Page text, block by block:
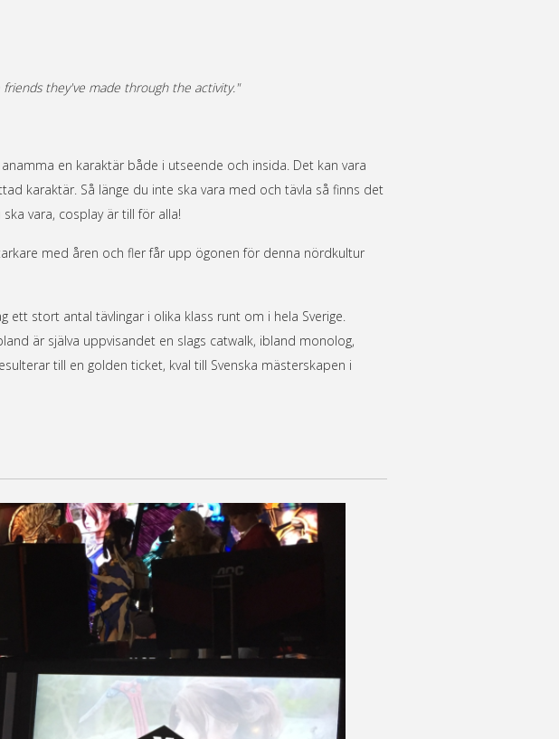
they've made through the activity."
en karaktär både i utseende och insida. Det kan vara
karaktär. Så länge du inte ska vara med och tävla så finns det
vara, cosplay är till för alla!
med åren och fler får upp ögonen för denna nördkultur
ett stort antal tävlingar i olika klass runt om i hela Sverige.
är själva uppvisandet en slags catwalk, ibland monolog,
till en golden ticket, kval till Svenska mästerskapen i